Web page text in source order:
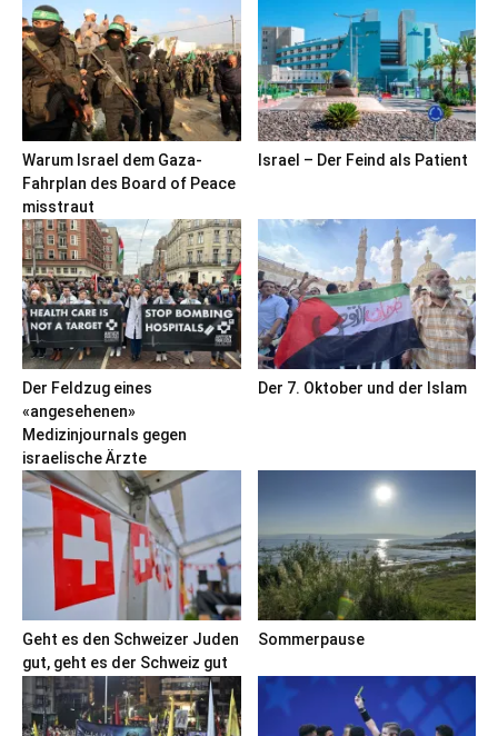
Warum Israel dem Gaza-
Fahrplan des Board of Peace
misstraut
Israel – Der Feind als Patient
Der Feldzug eines
«angesehenen»
Medizinjournals gegen
israelische Ärzte
Der 7. Oktober und der Islam
Geht es den Schweizer Juden
gut, geht es der Schweiz gut
Sommerpause